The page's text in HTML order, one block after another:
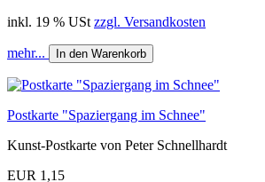
inkl. 19 % USt zzgl. Versandkosten
mehr... In den Warenkorb
Postkarte "Spaziergang im Schnee"
Kunst-Postkarte von Peter Schnellhardt
EUR 1,15